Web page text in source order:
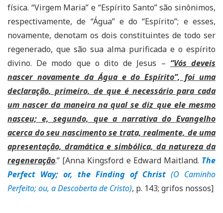
física. “Virgem Maria” e “Espírito Santo” são sinônimos,
respectivamente, de “Água” e do “Espírito”; e esses,
novamente, denotam os dois constituintes de todo ser
regenerado, que são sua alma purificada e o espírito
divino. De modo que o dito de Jesus – “Vós deveis
nascer novamente da Água e do Espírito”, foi uma
declaração, primeiro, de que é necessário para cada
um nascer da maneira na qual se diz que ele mesmo
nasceu; e, segundo, que a narrativa do Evangelho
acerca do seu nascimento se trata, realmente, de uma
apresentação, dramática e simbólica, da natureza da
regeneração.” [Anna Kingsford e Edward Maitland. The
Perfect Way; or, the Finding of Christ (O Caminho
Perfeito; ou, a Descoberta de Cristo), p. 143; grifos nossos]